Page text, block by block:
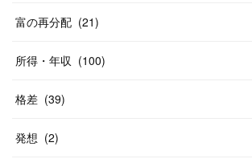
富の再分配 (21)
所得・年収 (100)
格差 (39)
発想 (2)